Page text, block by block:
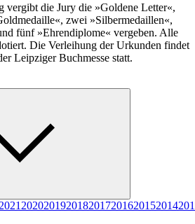
vergibt die Jury die »Goldene Letter«,
zwei »Silbermedaillen«,
fünf »Ehrendiplome« vergeben. Alle
Die Verleihung der Urkunden findet
Leipziger Buchmesse statt.
2021 2020201920182017201620152014